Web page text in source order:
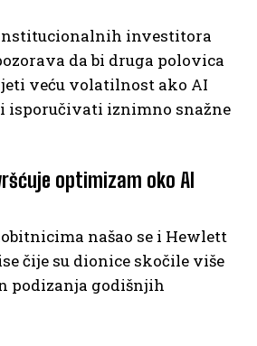
investitora
da bi druga polovica
veću volatilnost ako AI
isporučivati iznimno snažne
optimizam oko AI
našao se i Hewlett
čije su dionice skočile više
podizanja godišnjih